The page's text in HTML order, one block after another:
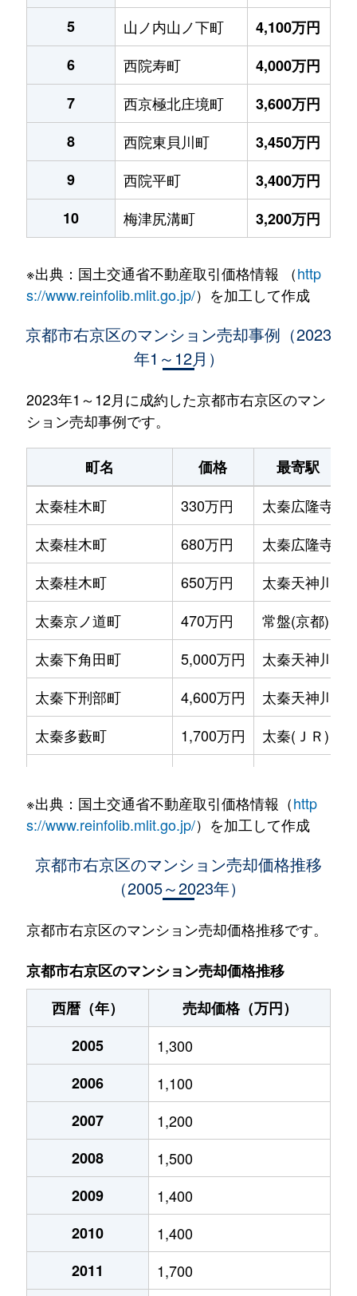
5
山ノ内山ノ下町
4,100万円
6
西院寿町
4,000万円
7
西京極北庄境町
3,600万円
8
西院東貝川町
3,450万円
9
西院平町
3,400万円
10
梅津尻溝町 3,200万円
※出典：国土交通省不動産取引価格情報 （http
s://www.reinfolib.mlit.go.jp/）を加工して作成
京都市右京区のマンション売却事例（2023
年1～12月）
2023年1～12月に成約した京都市右京区のマン
ション売却事例です。
町名 価格
最寄駅
太秦桂木町
330万円 太秦広隆寺
太秦桂木町
680万円 太秦広隆寺
太秦桂木町
650万円 太秦天神川
太秦京ノ道町
470万円 常盤(京都)
太秦下角田町
5,000万円 太秦天神川
太秦下刑部町
4,600万円 太秦天神川
太秦多藪町
1,700万円 太秦(ＪＲ)
太秦多藪町
1,800万円 帷子ノ辻
2,100万円
太秦安井松本町
3,800万円 太秦天神川
太秦安井松本町
4,300万円 太秦天神川
太秦安井松本町
4,200万円 太秦天神川
梅ケ畑高鼻町
600万円
梅津大縄場町
2,100万円
梅津大縄場町
2,100万円
梅津大縄場町
3,900万円
梅津神田町
2,300万円
梅津尻溝町
3,200万円
梅津罧原町
2,700万円
※出典：国土交通省不動産取引価格情報（http
s://www.reinfolib.mlit.go.jp/）を加工して作成
京都市右京区のマンション売却価格推移
（2005～2023年）
京都市右京区のマンション売却価格推移です。
京都市右京区のマンション売却価格推移
西暦（年）
売却価格（万円）
2005
1,300
2006
1,100
2007
1,200
2008
1,500
2009
1,400
2010
1,400
2011
1,700